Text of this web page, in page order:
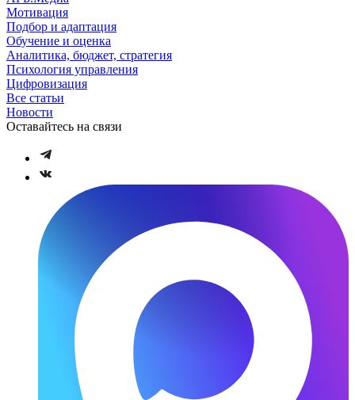
Мотивация
Подбор и адаптация
Обучение и оценка
Аналитика, бюджет, стратегия
Психология управления
Цифровизация
Все статьи
Новости
Оставайтесь на связи